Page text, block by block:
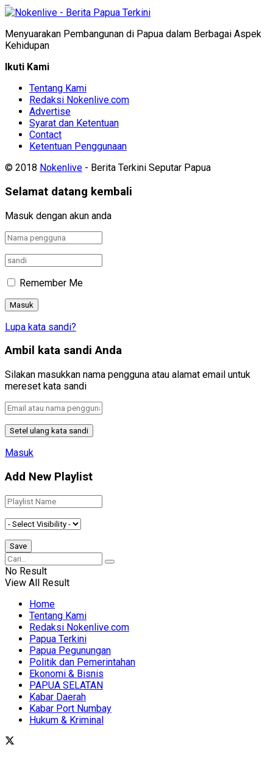
Menyuarakan Pembangunan di Papua dalam Berbagai Aspek
Kehidupan
Ikuti Kami
Tentang Kami
Redaksi Nokenlive.com
Advertise
Syarat dan Ketentuan
Contact
Ketentuan Penggunaan
© 2018 Nokenlive - Berita Terkini Seputar Papua
Selamat datang kembali
Masuk dengan akun anda
Remember Me
Lupa kata sandi?
Ambil kata sandi Anda
Silakan masukkan nama pengguna atau alamat email untuk
mereset kata sandi
Masuk
Add New Playlist
No Result
View All Result
Home
Tentang Kami
Redaksi Nokenlive.com
Papua Terkini
Papua Pegunungan
Politik dan Pemerintahan
Ekonomi & Bisnis
PAPUA SELATAN
Kabar Daerah
Kabar Port Numbay
Hukum & Kriminal